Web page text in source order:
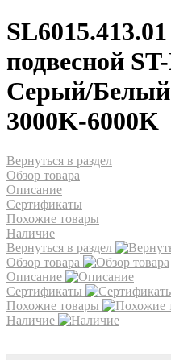
подвесной
Серый/
3000K-6000K
Вернуться в раздел
Обзор товара
Описание
Сертификаты
Похожие товары
Наличие
Вернуться в раздел
Обзор товара
Описание
Сертификаты
Похожие товары
Наличие